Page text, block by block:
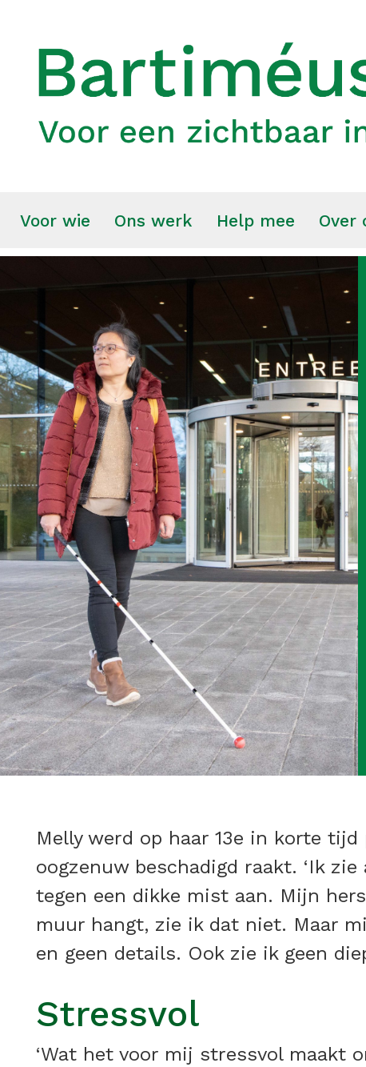
Voor wie Ons werk Help mee Over
Melly werd op haar 13e in korte
oogzenuw beschadigd raakt. ‘Ik
tegen een dikke mist aan. Mijn
muur hangt, zie ik dat niet. Maar
en geen details. Ook zie ik geen
Stressvol
‘Wat het voor mij stressvol maakt